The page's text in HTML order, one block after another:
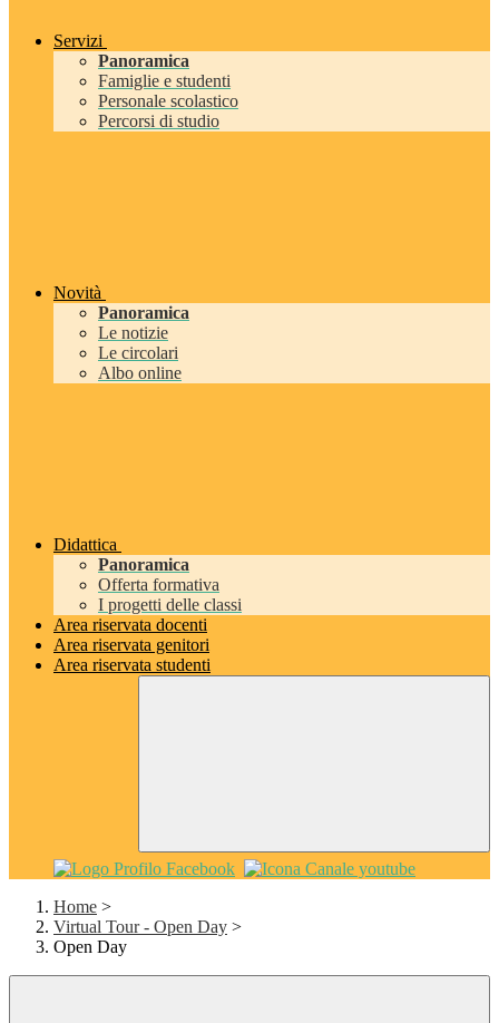
Servizi
Panoramica
Famiglie e studenti
Personale scolastico
Percorsi di studio
Novità
Panoramica
Le notizie
Le circolari
Albo online
Didattica
Panoramica
Offerta formativa
I progetti delle classi
Area riservata docenti
Area riservata genitori
Area riservata studenti
Home >
Virtual Tour - Open Day >
Open Day